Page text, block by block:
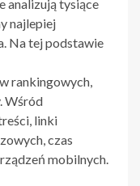
analizują tysiące
najlepiej
Na tej podstawie
rankingowych,
Wśród
linki
czas
mobilnych.